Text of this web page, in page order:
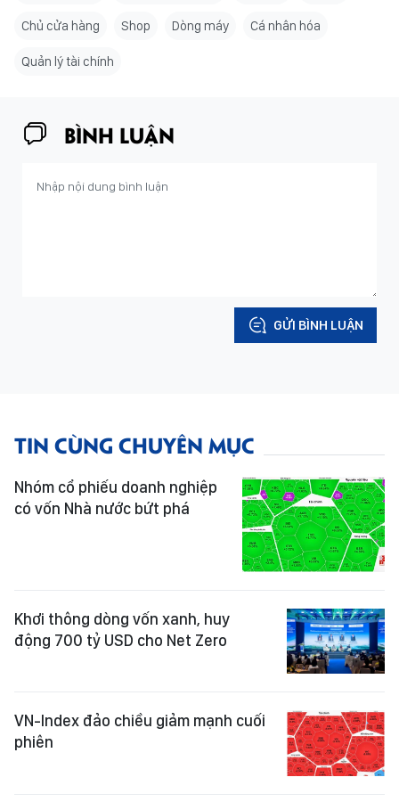
Chủ cửa hàng Shop Dòng máy Cá nhân hóa
Quản lý tài chính
BÌNH LUẬN
GỬI BÌNH LUẬN
TIN CÙNG CHUYÊN MỤC
Nhóm cổ phiếu doanh nghiệp
có vốn Nhà nước bứt phá
Khơi thông dòng vốn xanh, huy
động 700 tỷ USD cho Net Zero
VN-Index đảo chiều giảm mạnh cuối
phiên